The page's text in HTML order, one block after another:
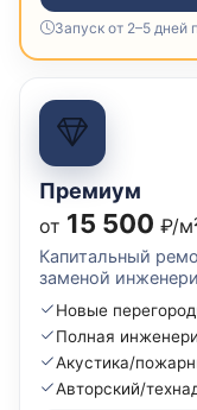
Запуск от 2–5 дней
Премиум
от 15 500 ₽/
Капитальный
заменой
Новые
Полная
Акустика/
Авторский/